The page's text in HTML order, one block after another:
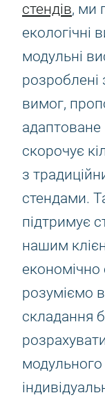
стендів, ми
екологічні
модульні
розроблені
вимог,
скорочує
з
стендами.
підтримує
нашим
економічно
розуміємо
складання